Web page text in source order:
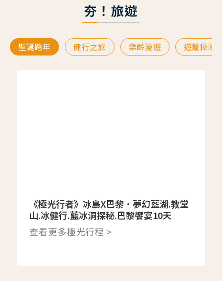
夯！旅遊
聖誕跨年 健行之旅 樂齡漫遊 遊獵探險
《極光行者》冰島X巴黎．夢幻藍湖.教堂
山.冰健行.藍冰洞探秘.巴黎饗宴10天
查看更多極光行程 >